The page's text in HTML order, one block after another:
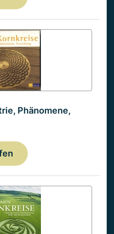
Phänomene,